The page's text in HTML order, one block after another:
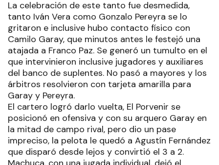
La celebración de este tanto fue desmedida,
tanto Iván Vera como Gonzalo Pereyra se lo
gritaron e inclusive hubo contacto físico con
Camilo Garay, que minutos antes le festejó una
atajada a Franco Paz. Se generó un tumulto en el
que intervinieron inclusive jugadores y auxiliares
del banco de suplentes. No pasó a mayores y los
árbitros resolvieron con tarjeta amarilla para
Garay y Pereyra.
El cartero logró darlo vuelta, El Porvenir se
posicionó en ofensiva y con su arquero Garay en
la mitad de campo rival, pero dio un pase
impreciso, la pelota le quedó a Agustín Fernández
que disparó desde lejos y convirtió el 3 a 2.